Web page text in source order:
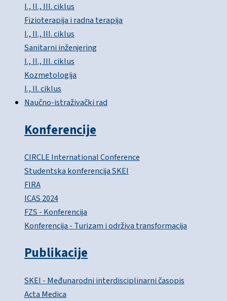
I., II., III. ciklus
Fizioterapija i radna terapija
I., II., III. ciklus
Sanitarni inženjering
I., II., III. ciklus
Kozmetologija
I., II. ciklus
Naučno-istraživački rad
Konferencije
CIRCLE International Conference
Studentska konferencija SKEI
FIRA
ICAS 2024
FZS - Konferencija
Konferencija - Turizam i održiva transformacija
Publikacije
SKEI - Međunarodni interdisciplinarni časopis
Acta Medica